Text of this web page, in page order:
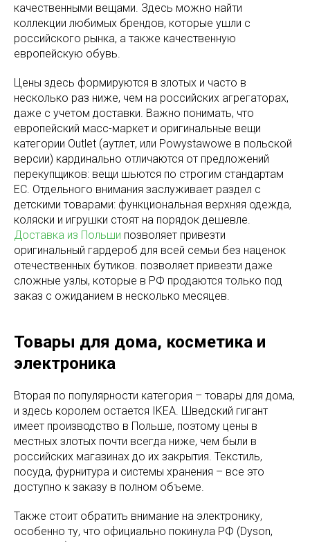
качественными вещами. Здесь можно найти
коллекции любимых брендов, которые ушли с
российского рынка, а также качественную
европейскую обувь.
Цены здесь формируются в злотых и часто в
несколько раз ниже, чем на российских агрегаторах,
даже с учетом доставки. Важно понимать, что
европейский масс-маркет и оригинальные вещи
категории Outlet (аутлет, или Powystawowe в польской
версии) кардинально отличаются от предложений
перекупщиков: вещи шьются по строгим стандартам
ЕС. Отдельного внимания заслуживает раздел с
детскими товарами: функциональная верхняя одежда,
коляски и игрушки стоят на порядок дешевле.
Доставка из Польши позволяет привезти
оригинальный гардероб для всей семьи без наценок
отечественных бутиков. позволяет привезти даже
сложные узлы, которые в РФ продаются только под
заказ с ожиданием в несколько месяцев.
Товары для дома, косметика и
электроника
Вторая по популярности категория – товары для дома,
и здесь королем остается IKEA. Шведский гигант
имеет производство в Польше, поэтому цены в
местных злотых почти всегда ниже, чем были в
российских магазинах до их закрытия. Текстиль,
посуда, фурнитура и системы хранения – все это
доступно к заказу в полном объеме.
Также стоит обратить внимание на электронику,
особенно ту, что официально покинула РФ (Dyson,